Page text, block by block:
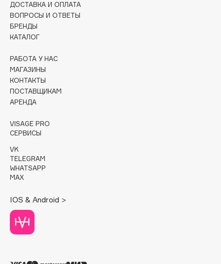
Collagenina
Consly
Corimo
Cottolina
Cunzite
Curaprox
D
d'Alba
DABO
Darphin
Davines
Deonica
ДОСТАВКА И ОПЛАТА
ВОПРОСЫ И ОТВЕТЫ
БРЕНДЫ
КАТАЛОГ
РАБОТА У НАС
МАГАЗИНЫ
КОНТАКТЫ
ПОСТАВЩИКАМ
АРЕНДА
VISAGE PRO
СЕРВИСЫ
VK
TELEGRAM
WHATSAPP
MAX
IOS & Android >